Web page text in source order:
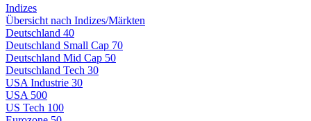
Indizes
Übersicht nach Indizes/Märkten
Deutschland 40
Deutschland Small Cap 70
Deutschland Mid Cap 50
Deutschland Tech 30
USA Industrie 30
USA 500
US Tech 100